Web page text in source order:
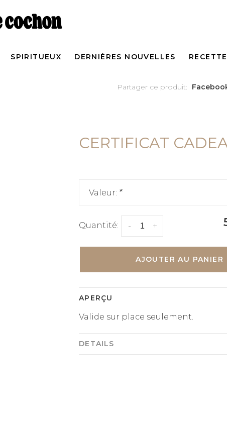
SPIRITUEUX DERNIÈRES NOUVELLES
Partager ce produit:
CERTIFICAT
Valeur: *
Quantité: +
-
AJOUTER AU PANIER
APERÇU
Valide sur place seulement.
DETAILS